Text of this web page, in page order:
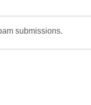
submissions.